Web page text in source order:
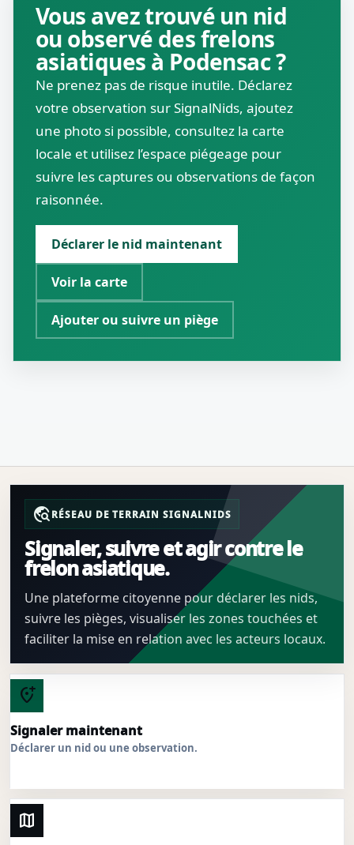
Vous avez trouvé un nid
ou observé des frelons
asiatiques à Podensac ?
Ne prenez pas de risque inutile. Déclarez
votre observation sur SignalNids, ajoutez
une photo si possible, consultez la carte
locale et utilisez l’espace piégeage pour
suivre les captures ou observations de façon
raisonnée.
Déclarer le nid maintenant
Voir la carte
Ajouter ou suivre un piège
travel_exploreRÉSEAU DE TERRAIN SIGNALNIDS
Signaler, suivre et agir contre le
frelon asiatique.
Une plateforme citoyenne pour déclarer les nids,
suivre les pièges, visualiser les zones touchées et
faciliter la mise en relation avec les acteurs locaux.
add_location_alt
Signaler maintenant
Déclarer un nid ou une observation.
map